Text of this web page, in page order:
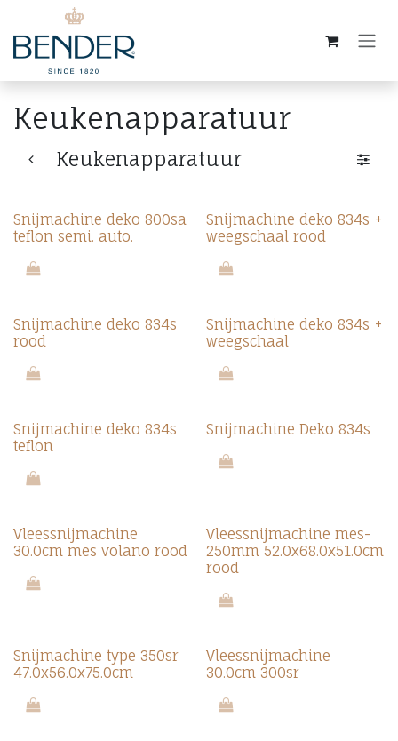
Overslaan naar inhoud
Keukenapparatuur
Keukenapparatuur
Snijmachine deko 800sa
teflon semi. auto.
Snijmachine deko 834s +
weegschaal rood
Snijmachine deko 834s
rood
Snijmachine deko 834s +
weegschaal
Snijmachine deko 834s
teflon
Snijmachine Deko 834s
Vleessnijmachine
30.0cm mes volano rood
Vleessnijmachine mes-
250mm 52.0x68.0x51.0cm
rood
Snijmachine type 350sr
47.0x56.0x75.0cm
Vleessnijmachine
30.0cm 300sr